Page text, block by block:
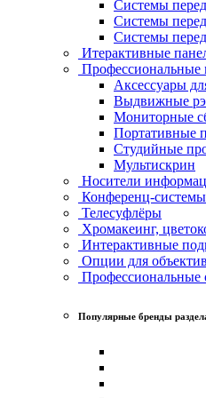
Системы
Системы
Системы
Итерактивные
Аксессуары
Выдвижные
Мониторные
Портативные
Студийные
Мультискрин
Носители
Конференц-системы
Телесуфлёры
Хромакеинг,
Интерактивные
Опции для
Профессиональные
Популярные бренды